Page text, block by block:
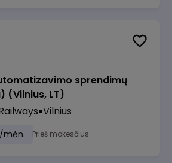
sprendimų
LT)
Vilnius
Prieš mokesčius